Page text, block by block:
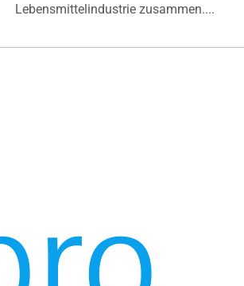
Lebensmittelindustrie zusammen....